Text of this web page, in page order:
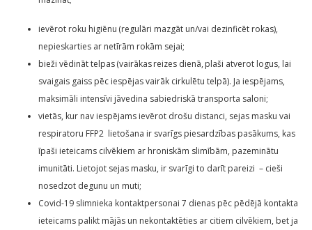
ievērot roku higiēnu (regulāri mazgāt un/vai dezinficēt rokas),
nepieskarties ar netīrām rokām sejai;
bieži vēdināt telpas (vairākas reizes dienā, plaši atverot logus, lai
svaigais gaiss pēc iespējas vairāk cirkulētu telpā). Ja iespējams,
maksimāli intensīvi jāvedina sabiedriskā transporta saloni;
vietās, kur nav iespējams ievērot drošu distanci, sejas masku vai
respiratoru FFP2 lietošana ir svarīgs piesardzības pasākums, kas
īpaši ieteicams cilvēkiem ar hroniskām slimībām, pazeminātu
imunitāti. Lietojot sejas masku, ir svarīgi to darīt pareizi – cieši
nosedzot degunu un muti;
Covid-19 slimnieka kontaktpersonai 7 dienas pēc pēdējā kontakta
ieteicams palikt mājās un nekontaktēties ar citiem cilvēkiem, bet ja